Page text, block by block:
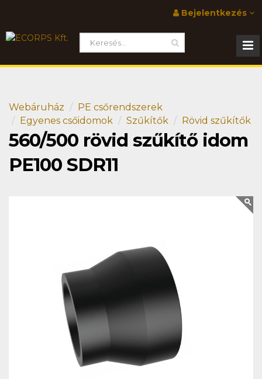
Bejelentkezés
Webáruház
PE csőrendszerek
Egyenes csőidomok
Szűkítők Rövid szűkítők
560/500 rövid szűkítő idom
PE100 SDR11